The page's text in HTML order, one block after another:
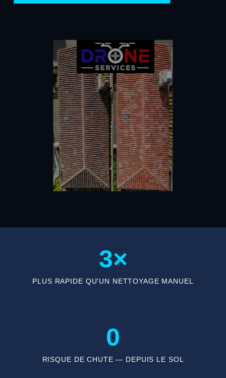
3×
PLUS RAPIDE QU'UN NETTOYAGE MANUEL
0
RISQUE DE CHUTE — DEPUIS LE SOL